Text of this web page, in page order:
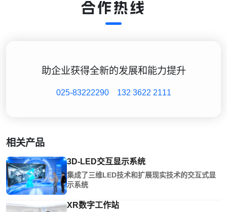
合作热线
助企业获得全新的发展和能力提升
025-83222290 132 3622 2111
相关产品
3D-LED交互显示系统
集成了三维LED技术和扩展现实技术的交互式显
示系统
XR数字工作站